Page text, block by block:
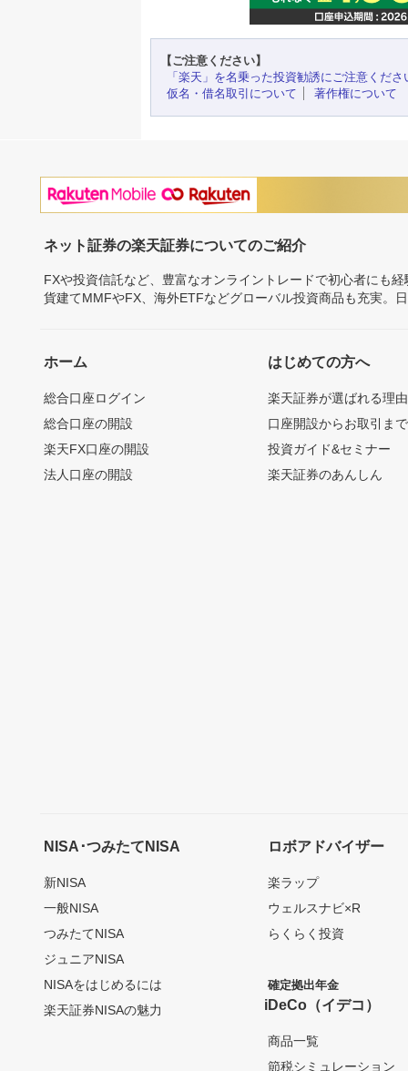
【ご注意ください】
「楽天」を名乗った投資勧誘にご注意くださ
仮名・借名取引について
著作権について
ネット証券の楽天証券についてのご紹介
FXや投資信託など、豊富なオンライントレードで初心者にも
貨建てMMFやFX、海外ETFなどグローバル投資商品も充実。
ホーム
総合口座ログイン
総合口座の開設
楽天FX口座の開設
法人口座の開設
はじめての方へ
楽天証券が選ばれる理由
口座開設からお取引ま
投資ガイド&セミナー
楽天証券のあんしん
NISA･つみたてNISA
新NISA
一般NISA
つみたてNISA
ジュニアNISA
NISAをはじめるには
楽天証券NISAの魅力
ロボアドバイザー
楽ラップ
ウェルスナビ×R
らくらく投資
確定拠出年金
iDeCo（イデコ）
商品一覧
節税シミュレーション